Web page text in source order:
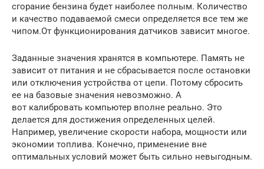
сгорание бензина будет наиболее полным. Количество
и качество подаваемой смеси определяется все тем же
чипом.От функционирования датчиков зависит многое.
Заданные значения хранятся в компьютере. Память не
зависит от питания и не сбрасывается после остановки
или отключения устройства от цепи. Потому сбросить
ее на базовые значения невозможно. А
вот калибровать компьютер вполне реально. Это
делается для достижения определенных целей.
Например, увеличение скорости набора, мощности или
экономии топлива. Конечно, применение вне
оптимальных условий может быть сильно невыгодным.